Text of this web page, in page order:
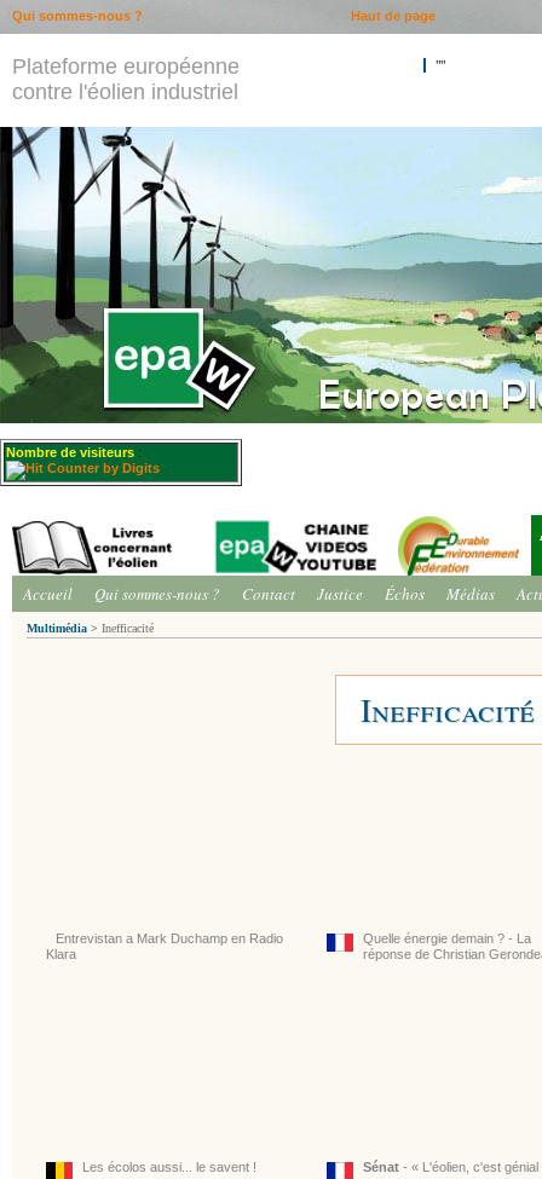
Plateforme européenne
contre l'éolien industriel
""
Nombre de visiteurs :
Accueil Qui sommes-nous ? Contact Justice Échos Médias
Multimédia > Inefficacité
Inefficacité
Entrevistan a Mark Duchamp en Radio
Klara
Quelle énergie demain ? - La
réponse de Christian
Les écolos aussi... le savent ! Sénat - « L'éolien, c'est génial
Haut de page
Qui sommes-nous ?